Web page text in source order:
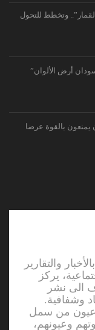
وتخطط للتحول
أرض الألوان”
بالقوة عرضا
والتقارير
يركز
الى نشر
وشفافية.
وعيون من سمل
وعيونهم،